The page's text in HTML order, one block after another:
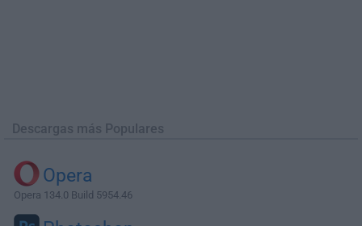
Descargas más Populares
Opera
Opera 134.0 Build 5954.46